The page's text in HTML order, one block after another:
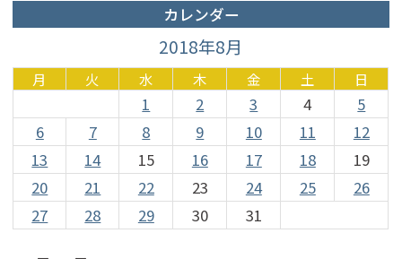
カレンダー
2018年8月
月 火 水 木 金 土 日
1 2 3 4
5
6
7 8 9 10 11
12
13
14 15 16 17 18
19
20
21 22 23 24 25
26
27
28 29 30 31